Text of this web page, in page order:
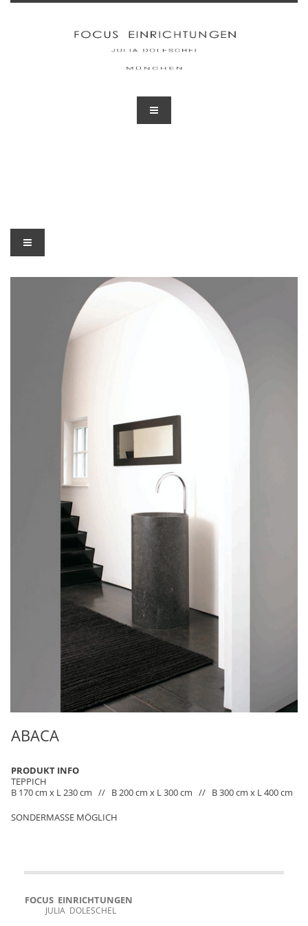
ABACA
PRODUKT INFO
TEPPICH
B 170 cm x L 230 cm // B 200 cm x L 300 cm // B 300 cm x L 400 cm
SONDERMASSE MÖGLICH
FOCUS EINRICHTUNGEN
JULIA DOLESCHEL